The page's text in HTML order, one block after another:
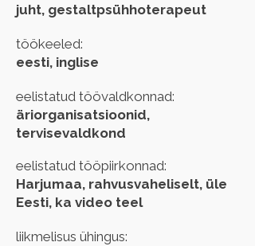
juht, gestaltpsühhoterapeut
töökeeled:
eesti, inglise
eelistatud töövaldkonnad:
äriorganisatsioonid,
tervisevaldkond
eelistatud tööpiirkonnad:
Harjumaa, rahvusvaheliselt, üle
Eesti, ka video teel
liikmelisus ühingus: